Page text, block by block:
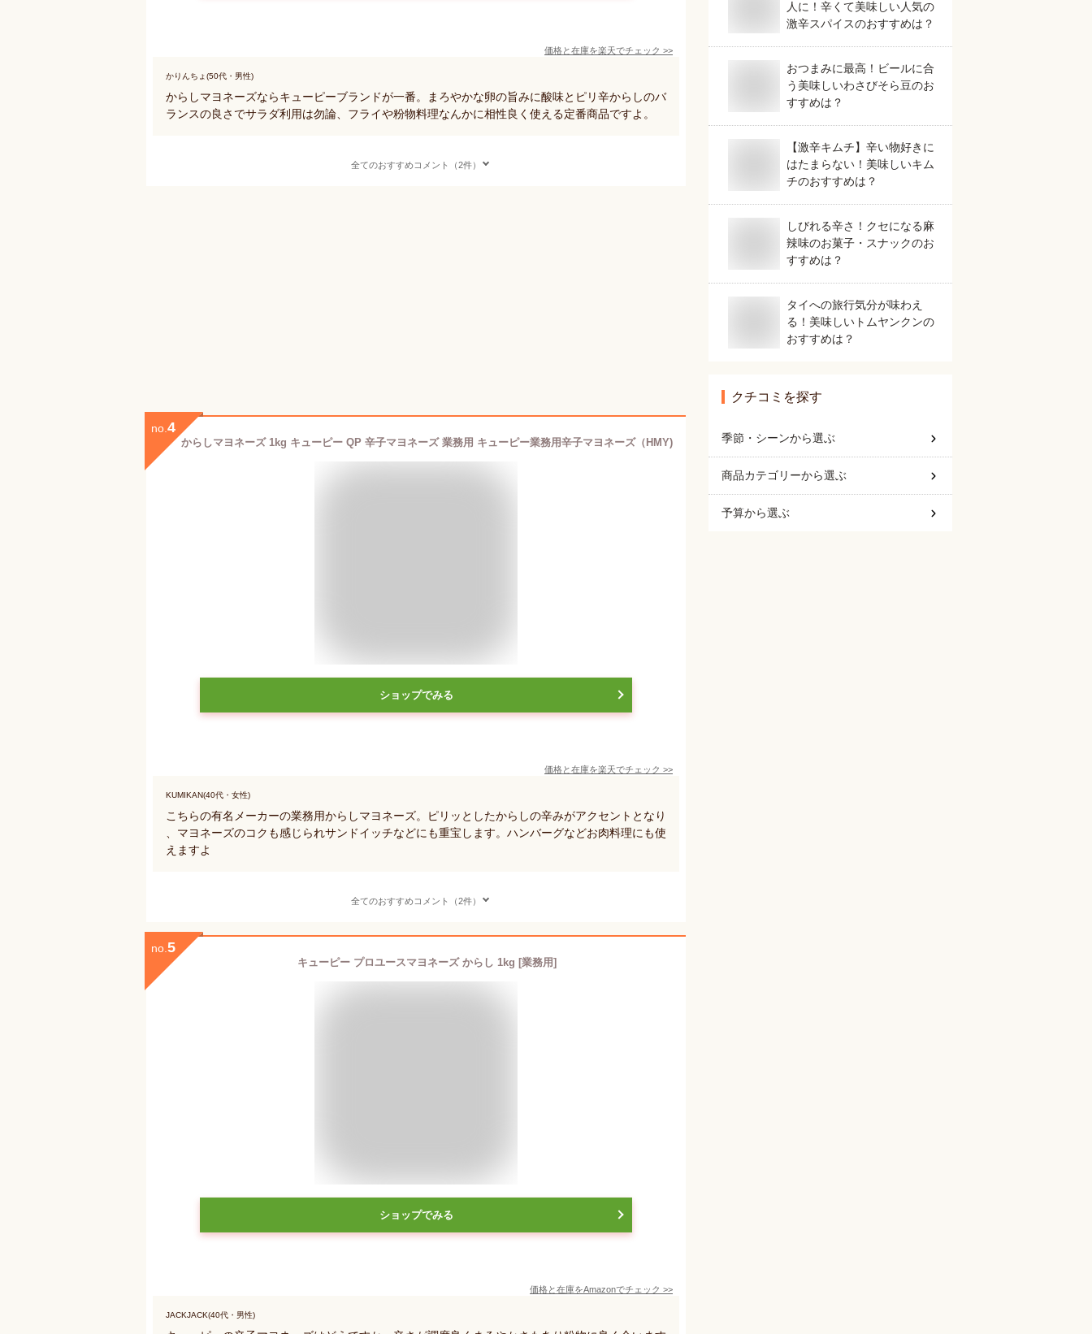
価格と在庫を楽天でチェック >>
かりんちょ(50代・男性)
からしマヨネーズならキューピーブランドが一番。まろやかな卵の旨みに酸味とピリ辛からしのバ
ランスの良さでサラダ利用は勿論、フライや粉物料理なんかに相性良く使える定番商品ですよ。
全てのおすすめコメント（2件）
no. 4
からしマヨネーズ 1kg キューピー QP 辛子マヨネーズ 業務用 キューピー業務用辛子マヨネーズ（HMY)
ショップでみる
価格と在庫を楽天でチェック >>
KUMIKAN(40代・女性)
こちらの有名メーカーの業務用からしマヨネーズ。ピリッとしたからしの辛みがアクセントとなり
、マヨネーズのコクも感じられサンドイッチなどにも重宝します。ハンバーグなどお肉料理にも使
えますよ
全てのおすすめコメント（2件）
no. 5
キューピー プロユースマヨネーズ からし 1kg [業務用]
ショップでみる
価格と在庫をAmazonでチェック >>
JACKJACK(40代・男性)
人に！辛くて美味しい人気の
激辛スパイスのおすすめは？
おつまみに最高！ビールに合
う美味しいわさびそら豆のお
すすめは？
【激辛キムチ】辛い物好きに
はたまらない！美味しいキム
チのおすすめは？
しびれる辛さ！クセになる麻
辣味のお菓子・スナックのお
すすめは？
タイへの旅行気分が味わえ
る！美味しいトムヤンクンの
おすすめは？
クチコミを探す
季節・シーンから選ぶ
商品カテゴリーから選ぶ
予算から選ぶ